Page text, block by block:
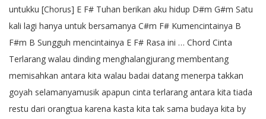
untukku [Chorus] E F# Tuhan berikan aku hidup D#m G#m Satu
kali lagi hanya untuk bersamanya C#m F# Kumencintainya B
F#m B Sungguh mencintainya E F# Rasa ini … Chord Cinta
Terlarang walau dinding menghalangjurang membentang
memisahkan antara kita walau badai datang menerpa takkan
goyah selamanyamusik apapun cinta terlarang antara kita tiada
restu dari orangtua karena kasta kita tak sama budaya kita by